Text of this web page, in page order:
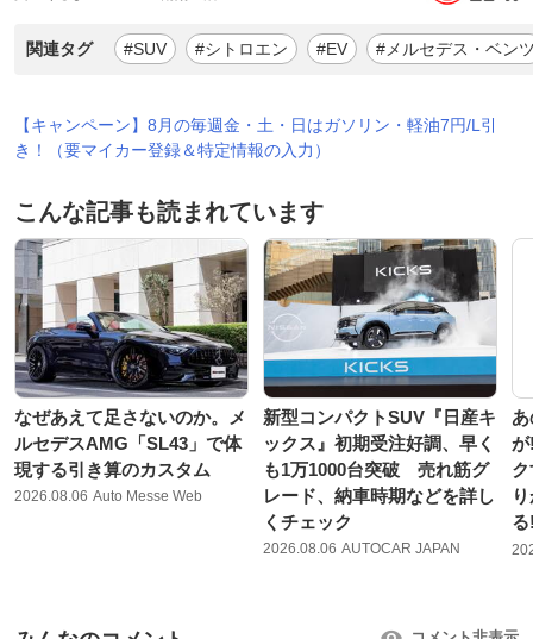
関連タグ #SUV #シトロエン #EV #メルセデス・ベン
【キャンペーン】8月の毎週金・土・日はガソリン・軽油7円/L引
き！（要マイカー登録＆特定情報の入力）
こんな記事も読まれています
なぜあえて足さないのか。メ
ルセデスAMG「SL43」で体
現する引き算のカスタム
2026.08.06 Auto Messe Web
新型コンパクトSUV『日産キ
ックス』初期受注好調、早く
も1万1000台突破 売れ筋グ
レード、納車時期などを詳し
くチェック
2026.08.06 AUTOCAR JAPAN